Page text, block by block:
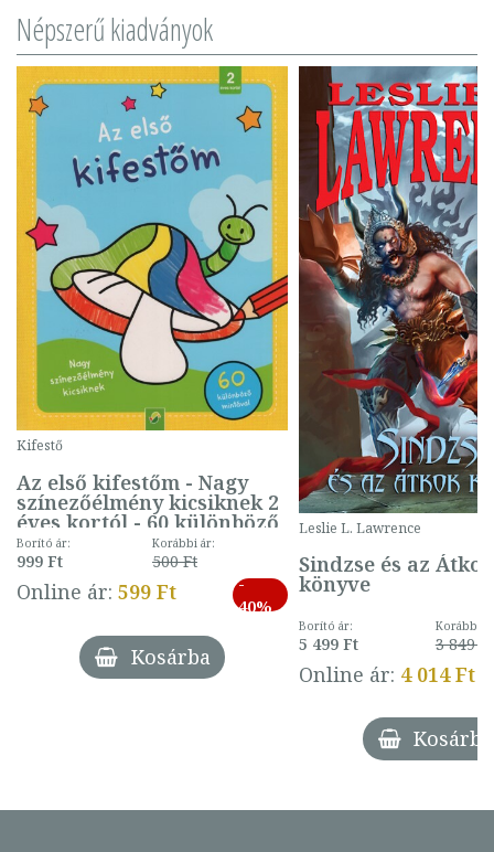
Népszerű kiadványok
Kifestő
Az első kifestőm - Nagy
színezőélmény kicsiknek 2
éves kortól - 60 különböző
mintával (gombás)
Borító ár:
999 Ft
Korábbi ár:
500 Ft
Online ár: 599 Ft
-
40%
Kosárba
Leslie L. Lawrence
Sindzse és az Átkok
könyve
Borító ár:
5 499 Ft
Korábbi
3 849 Ft
Online ár: 4 014 Ft
Kosárba